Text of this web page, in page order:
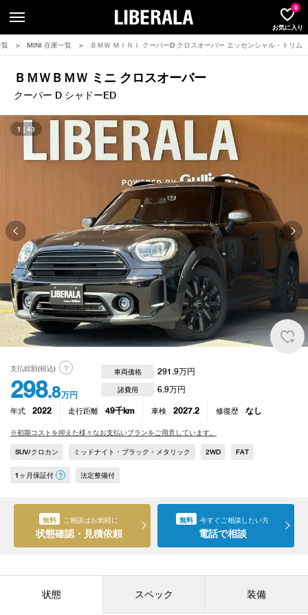
お気に入り
0
> MINI 在庫一覧 > ＢＭＷ ＭＩＮＩ クーパーD クロスオーバー エッセンシャル・トリム
ＢＭＷ ＢＭＷ ミニ クロスオーバー
クーパー D シャドーED
1 | 43
支払総額(税込) ？
298.8万円
車両価格 291.9万円
諸費用 6.9万円
年式 2022 走行距離 49千km 車検 2027.2 修復歴 なし
※初期コストを抑えた様々なお支払いプランをご用意しています。
SUV/クロカン ミッドナイト・ブラック・メタリック 2WD FAT
1ヶ月保証付 ？ 法定整備付
無料 ご相談はお気軽に
状態確認・見積依頼
無料 今すぐご相談したい方
電話で相談
状態 スペック 装備